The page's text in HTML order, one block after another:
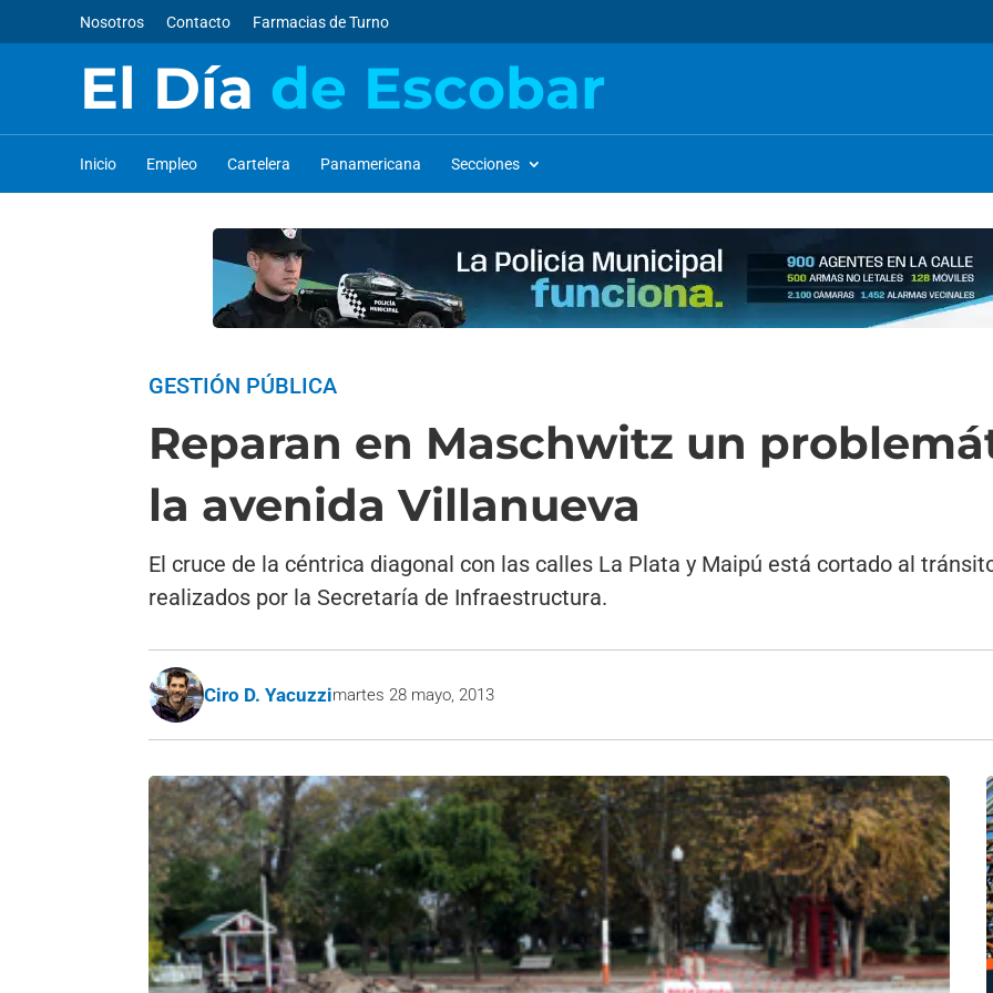
Nosotros Contacto Farmacias de Turno
El Día de Escobar
Inicio Empleo Cartelera Panamericana Secciones
GESTIÓN PÚBLICA
Reparan en Maschwitz un
la avenida Villanueva
El cruce de la céntrica diagonal con las calles La Plata y Maipú está cortado al
realizados por la Secretaría de Infraestructura.
Ciro D. Yacuzzimartes 28 mayo, 2013